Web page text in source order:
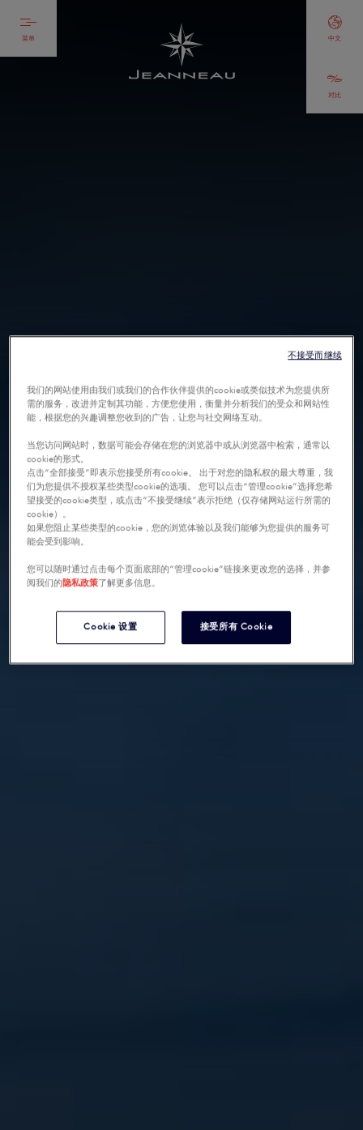
菜单
对比
中文
我们的网站使用由我们或我们的合作伙伴提供的cookie或类似技术为您提供所
需的服务，改进并定制其功能，方便您使用，衡量并分析我们的受众和网站性
能，根据您的兴趣调整您收到的广告，让您与社交网络互动。
当您访问网站时，数据可能会存储在您的浏览器中或从浏览器中检索，通常以
cookie的形式。
点击“全部接受”即表示您接受所有cookie。 出于对您的隐私权的最大尊重，我
们为您提供不授权某些类型cookie的选项。 您可以点击“管理cookie”选择您希
望接受的cookie类型，或点击“不接受继续”表示拒绝（仅存储网站运行所需的
cookie）。
如果您阻止某些类型的cookie，您的浏览体验以及我们能够为您提供的服务可
能会受到影响。
您可以随时通过点击每个页面底部的“管理cookie”链接来更改您的选择，并参
阅我们的 隐私政策了解更多信息。
Cookie 设置 接受所有 Cookie
不接受而继续